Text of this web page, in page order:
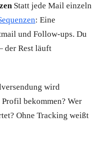
Statt jede Mail einzeln
: Eine
und Follow-ups. Du
der Rest läuft
wird
bekommen? Wer
Ohne Tracking weißt